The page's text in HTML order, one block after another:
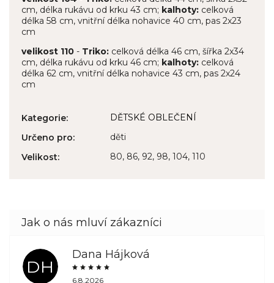
cm, délka rukávu od krku 43 cm; kalhoty: celková
délka 58 cm, vnitřní délka nohavice 40 cm, pas 2x23
cm
velikost 110 - Triko: celková délka 46 cm, šířka 2x34
cm, délka rukávu od krku 46 cm; kalhoty: celková
délka 62 cm, vnitřní délka nohavice 43 cm, pas 2x24
cm
Kategorie:
DĚTSKÉ OBLEČENÍ
Určeno pro:
děti
Velikost: 80, 86, 92, 98, 104, 110
DH
Dana Hájková
6.8.2026